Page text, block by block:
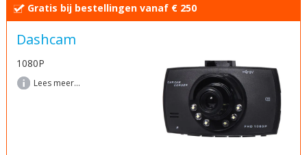
gallerij
Gratis bij bestellingen vanaf € 250
Dashcam
1080P
Lees meer...